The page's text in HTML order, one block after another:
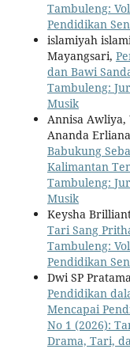
Tambuleng:
Pendidikan
islamiyah
Mayangsari,
dan Bawi
Tambuleng:
Musik
Annisa
Ananda
Babukung
Kalimantan
Tambuleng:
Musik
Keysha
Tari Sang
Tambuleng:
Pendidikan
Dwi SP
Pendidikan
Mencapai
No 1 (2026):
Drama, Tari,